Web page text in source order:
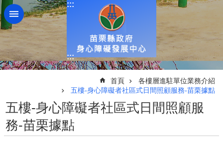
跳到主要內容區塊
:::
:::
首頁
各樓層進駐單位業務介紹
五樓-身心障礙者社區式日間照顧服務-苗栗據點
五樓-身心障礙者社區式日間照顧服
務-苗栗據點